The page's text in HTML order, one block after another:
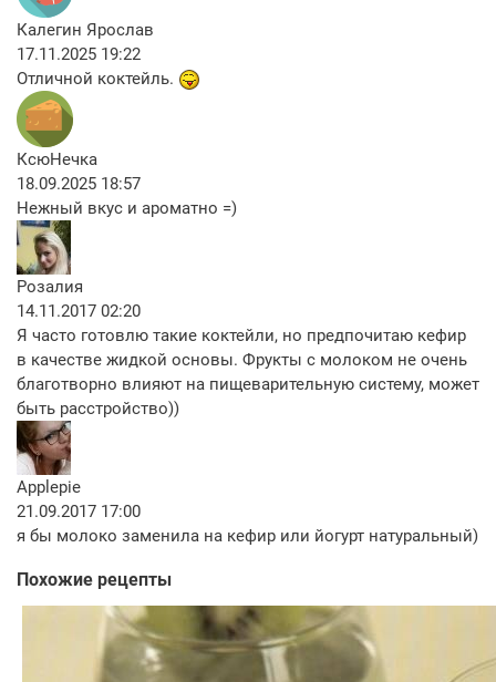
Калегин Ярослав
17.11.2025 19:22
Отличной коктейль.
КсюНечка
18.09.2025 18:57
Нежный вкус и ароматно =)
Розалия
14.11.2017 02:20
Я часто готовлю такие коктейли, но предпочитаю кефир
в качестве жидкой основы. Фрукты с молоком не очень
благотворно влияют на пищеварительную систему, может
быть расстройство))
Applepie
21.09.2017 17:00
я бы молоко заменила на кефир или йогурт натуральный)
Похожие рецепты